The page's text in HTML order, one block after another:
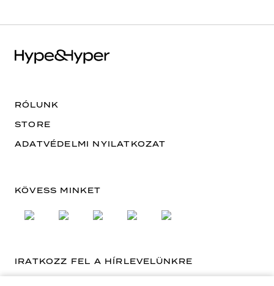
RÓLUNK
STORE
ADATVÉDELMI NYILATKOZAT
KÖVESS MINKET
IRATKOZZ FEL A HÍRLEVELÜNKRE